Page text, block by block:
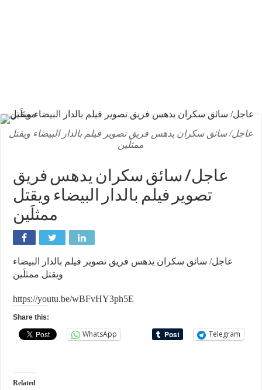
عاجل/ سائق سكران يدهس فريق تصوير فيلم بالدار البيضاء ويقتل
ممثلَين
عاجل/ سائق سكران يدهس فريق
تصوير فيلم بالدار البيضاء ويقتل
ممثلَين
عاجل/ سائق سكران يدهس فريق تصوير فيلم بالدار البيضاء
ويقتل ممثلَين
https://youtu.be/wBFvHY3ph5E
Share this:
WhatsApp Telegram
Related